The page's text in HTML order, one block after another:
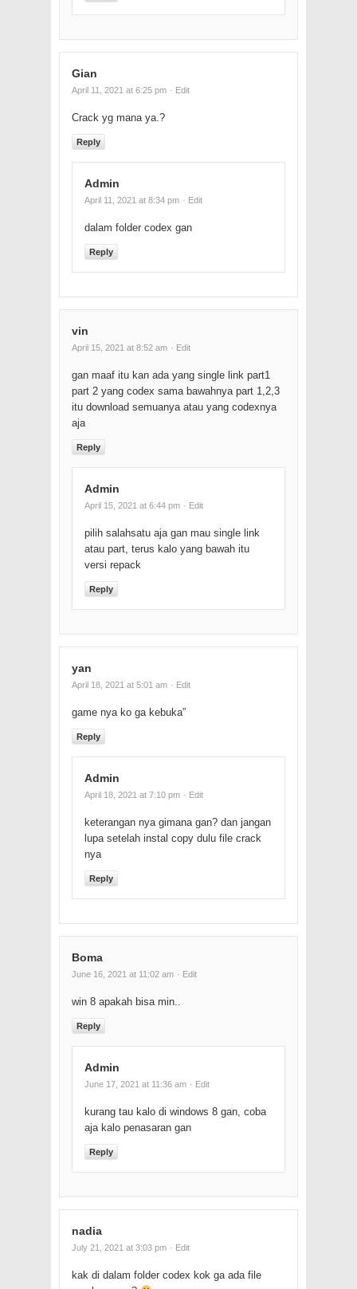
Gian
April 11, 2021 at 6:25 pm · Edit
Crack yg mana ya.?
Reply
Admin
April 11, 2021 at 8:34 pm · Edit
dalam folder codex gan
Reply
vin
April 15, 2021 at 8:52 am · Edit
gan maaf itu kan ada yang single link part1
part 2 yang codex sama bawahnya part 1,2,3
itu download semuanya atau yang codexnya
aja
Reply
Admin
April 15, 2021 at 6:44 pm · Edit
pilih salahsatu aja gan mau single link
atau part, terus kalo yang bawah itu
versi repack
Reply
yan
April 18, 2021 at 5:01 am · Edit
game nya ko ga kebuka”
Reply
Admin
April 18, 2021 at 7:10 pm · Edit
keterangan nya gimana gan? dan jangan
lupa setelah instal copy dulu file crack
nya
Reply
Boma
June 16, 2021 at 11:02 am · Edit
win 8 apakah bisa min..
Reply
Admin
June 17, 2021 at 11:36 am · Edit
kurang tau kalo di windows 8 gan, coba
aja kalo penasaran gan
Reply
nadia
July 21, 2021 at 3:03 pm · Edit
kak di dalam folder codex kok ga ada file